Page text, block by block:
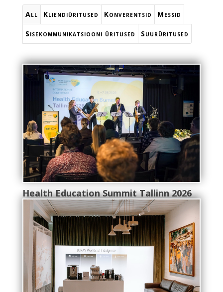
All Kliendiüritused Konverentsid Messid
Sisekommunikatsiooni üritused Suurüritused
Health Education Summit Tallinn 2026